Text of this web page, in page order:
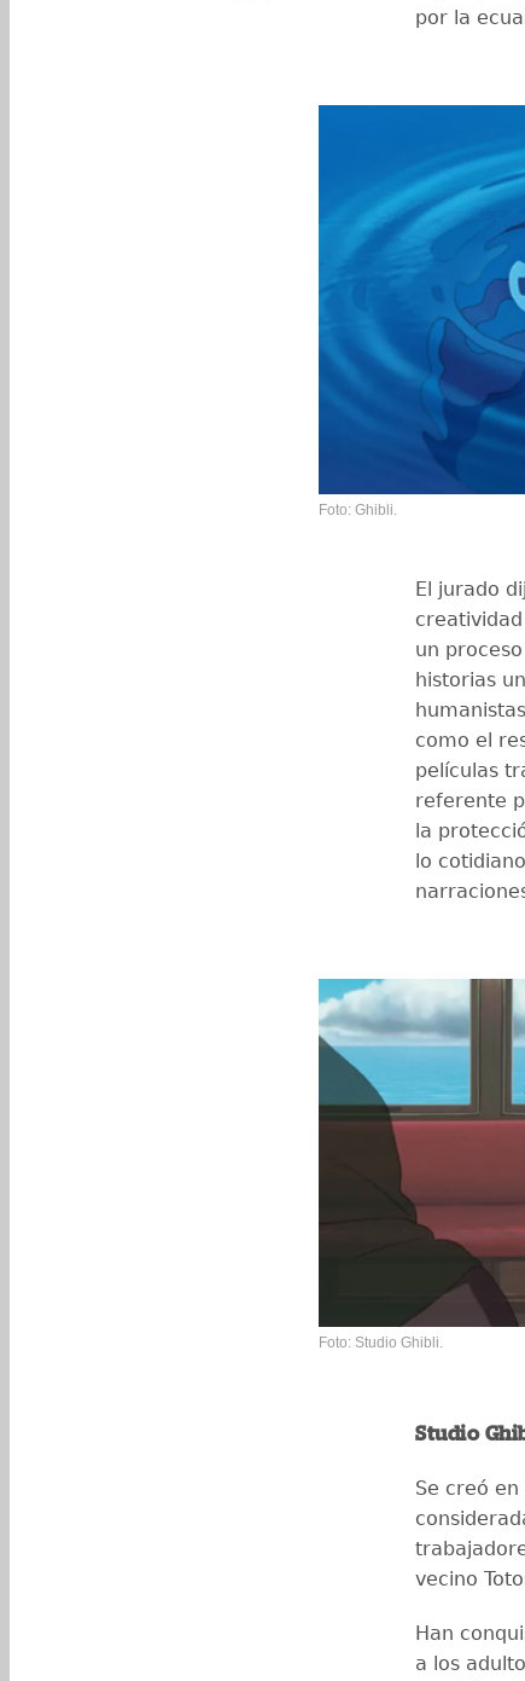
por la
Foto: Ghibli.
El jurado
un
historias
como el
películas
referente
la
lo
Foto: Studio Ghibli.
Studio
Se creó
vecino
Han
a los